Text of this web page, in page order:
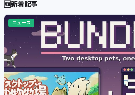
🆕新着記事
ニュース